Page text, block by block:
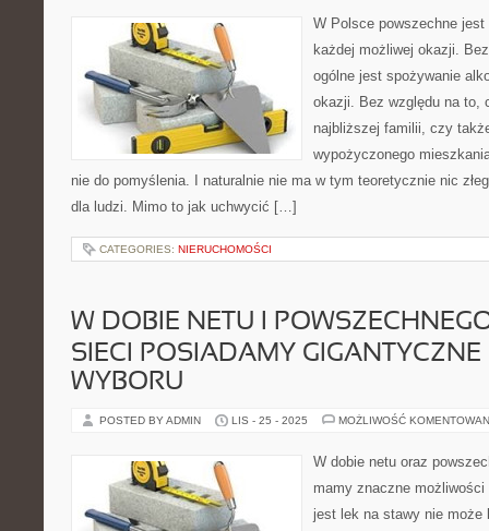
W Polsce powszechne
każdej możliwej okazji.
ogólne jest spożywanie
okazji. Bez względu na to,
najbliższej familii, czy
wypożyczonego
nie do pomyślenia. I naturalnie nie ma w tym teoretycznie nic
dla ludzi. Mimo to jak uchwycić […]
CATEGORIES: NIERUCHOMOŚCI
W DOBIE NETU I
SIECI POSIADAMY
WYBORU
POSTED BY ADMIN LIS - 25 - 2025 MOŻLIWOŚĆ
W dobie netu oraz
mamy znaczne możliwości
jest lek na stawy nie może